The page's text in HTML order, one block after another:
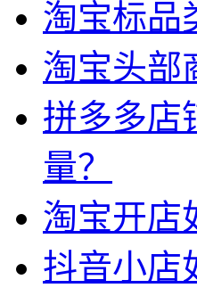
淘宝标品
淘宝头部
拼多多店
量？
淘宝开店
抖音小店